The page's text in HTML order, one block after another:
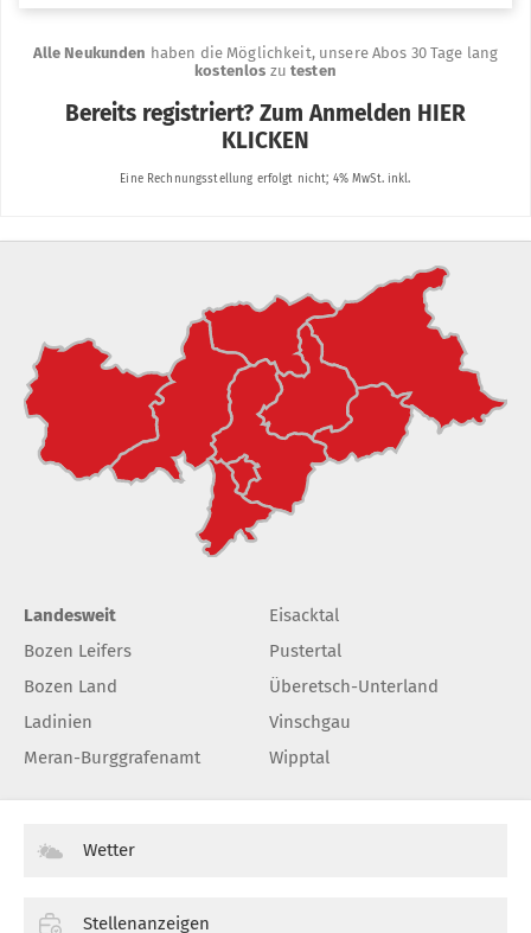
Landesweit
Bozen Leifers
Bozen Land
Ladinien
Meran-Burggrafenamt
Eisacktal
Pustertal
Überetsch-Unterland
Vinschgau
Wipptal
Wetter
Stellenanzeigen